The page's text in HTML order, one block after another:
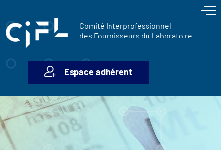
Comité Interprofessionnel
des Fournisseurs du Laboratoire
Espace adhérent